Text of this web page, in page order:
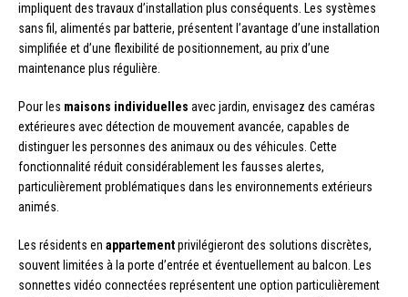
impliquent des travaux d’installation plus conséquents. Les systèmes
sans fil, alimentés par batterie, présentent l’avantage d’une installation
simplifiée et d’une flexibilité de positionnement, au prix d’une
maintenance plus régulière.
Pour les maisons individuelles avec jardin, envisagez des caméras
extérieures avec détection de mouvement avancée, capables de
distinguer les personnes des animaux ou des véhicules. Cette
fonctionnalité réduit considérablement les fausses alertes,
particulièrement problématiques dans les environnements extérieurs
animés.
Les résidents en appartementprivilégieront des solutions discrètes,
souvent limitées à la porte d’entrée et éventuellement au balcon. Les
sonnettes vidéo connectées représentent une option particulièrement